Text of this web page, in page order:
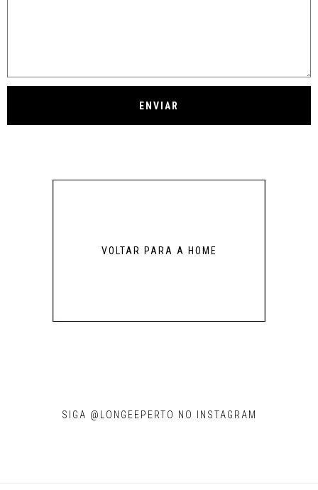
VOLTAR PARA A HOME
SIGA @LONGEEPERTO NO INSTAGRAM